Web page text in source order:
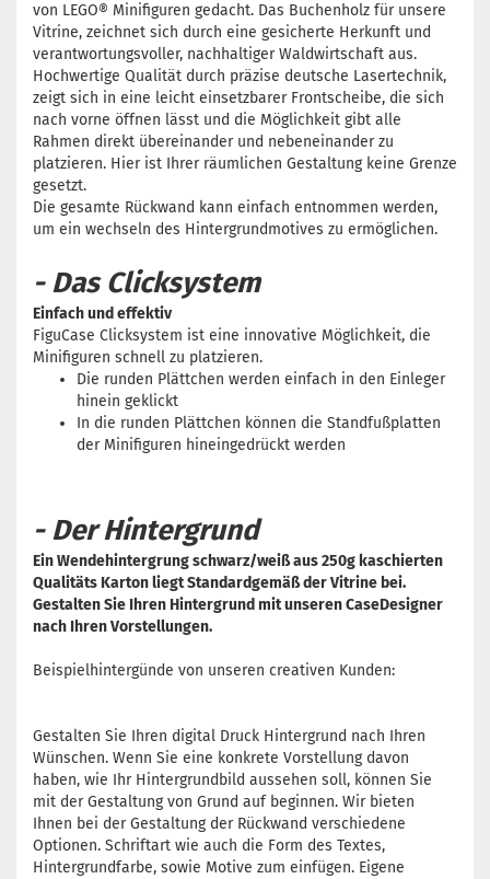
von LEGO® Minifiguren gedacht. Das Buchenholz für unsere
Vitrine, zeichnet sich durch eine gesicherte Herkunft und
verantwortungsvoller, nachhaltiger Waldwirtschaft aus.
Hochwertige Qualität durch präzise deutsche Lasertechnik,
zeigt sich in eine leicht einsetzbarer Frontscheibe, die sich
nach vorne öffnen lässt und die Möglichkeit gibt alle
Rahmen direkt übereinander und nebeneinander zu
platzieren. Hier ist Ihrer räumlichen Gestaltung keine Grenze
gesetzt.
Die gesamte Rückwand kann einfach entnommen werden,
um ein wechseln des Hintergrundmotives zu ermöglichen.
- Das Clicksystem
Einfach und effektiv
FiguCase Clicksystem ist eine innovative Möglichkeit, die
Minifiguren schnell zu platzieren.
Die runden Plättchen werden einfach in den Einleger
hinein geklickt
In die runden Plättchen können die Standfußplatten
der Minifiguren hineingedrückt werden
- Der Hintergrund
Ein Wendehintergrung schwarz/weiß aus 250g kaschierten
Qualitäts Karton liegt Standardgemäß der Vitrine bei.
Gestalten Sie Ihren Hintergrund mit unseren CaseDesigner
nach Ihren Vorstellungen.
Beispielhintergünde von unseren creativen Kunden:
Gestalten Sie Ihren digital Druck Hintergrund nach Ihren
Wünschen. Wenn Sie eine konkrete Vorstellung davon
haben, wie Ihr Hintergrundbild aussehen soll, können Sie
mit der Gestaltung von Grund auf beginnen. Wir bieten
Ihnen bei der Gestaltung der Rückwand verschiedene
Optionen. Schriftart wie auch die Form des Textes,
Hintergrundfarbe, sowie Motive zum einfügen. Eigene